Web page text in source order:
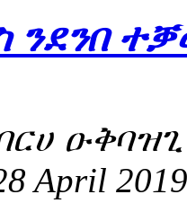
ንደንበ
April 2019